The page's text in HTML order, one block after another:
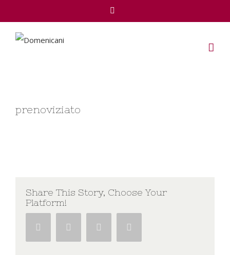
prenoviziato
Share This Story, Choose Your
Platform!
Facebook Twitter Google+